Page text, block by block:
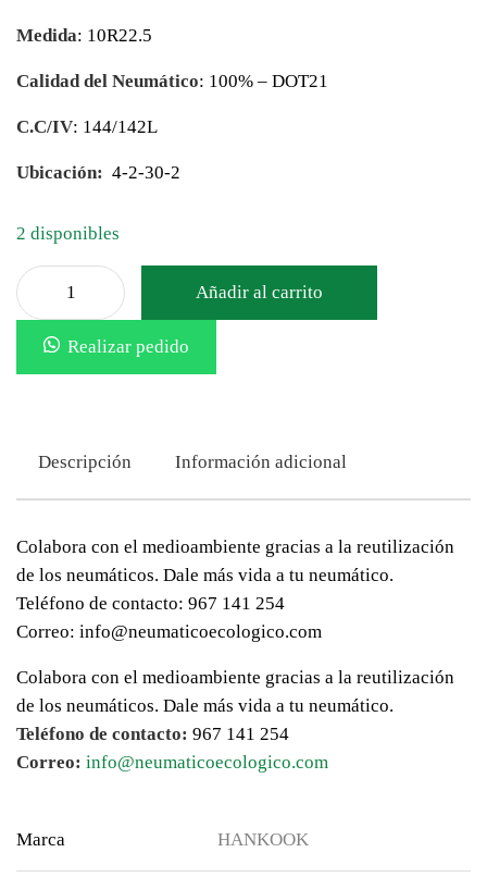
Medida: 10R22.5
Calidad del Neumático: 100% – DOT21
C.C/IV: 144/142L
Ubicación: 4-2-30-2
2 disponibles
Añadir al carrito
Realizar pedido
Descripción Información adicional
Colabora con el medioambiente gracias a la reutilización
de los neumáticos. Dale más vida a tu neumático.
Teléfono de contacto: 967 141 254
Correo: info@neumaticoecologico.com
Colabora con el medioambiente gracias a la reutilización
de los neumáticos. Dale más vida a tu neumático.
Teléfono de contacto: 967 141 254
Correo: info@neumaticoecologico.com
Marca HANKOOK